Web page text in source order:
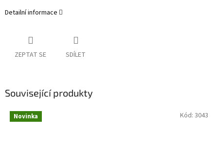
Detailní informace
ZEPTAT SE SDÍLET
Související produkty
Novinka Kód: 3043